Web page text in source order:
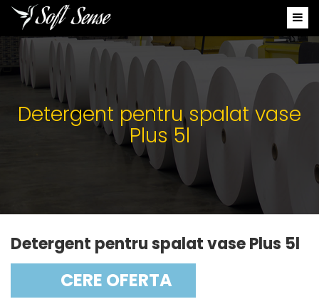
Detergent pentru spalat vase
Plus 5l
Detergent pentru spalat vase Plus 5l
CERE OFERTA